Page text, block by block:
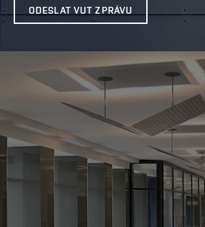
ODESLAT VUT ZPRÁVU